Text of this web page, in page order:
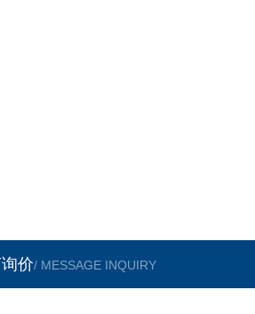
价/ MESSAGE INQUIRY